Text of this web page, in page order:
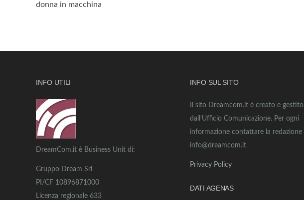
donna in macchina
INFO UTILI
DreamCom,it è Business Unit di:
Gruppo Dream Srl
PI/CF 10896871000
Licenza regionale 633
INFO SUL SITO
Il sito Dreamcom.it è creato e gestito
dall’Ufficio Comunicazione. Per ogni
informazione contattare la redazione
info@dreamcom.it
Privacy Policy
DATI AGENAS